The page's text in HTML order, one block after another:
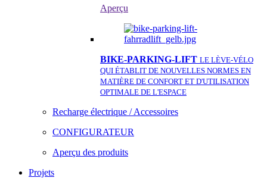
Aperçu
BIKE-PARKING-LIFT LE LÈVE-VÉLO
QUI ÉTABLIT DE NOUVELLES NORMES EN
MATIÈRE DE CONFORT ET D'UTILISATION
OPTIMALE DE L'ESPACE
Recharge électrique / Accessoires
CONFIGURATEUR
Aperçu des produits
Projets